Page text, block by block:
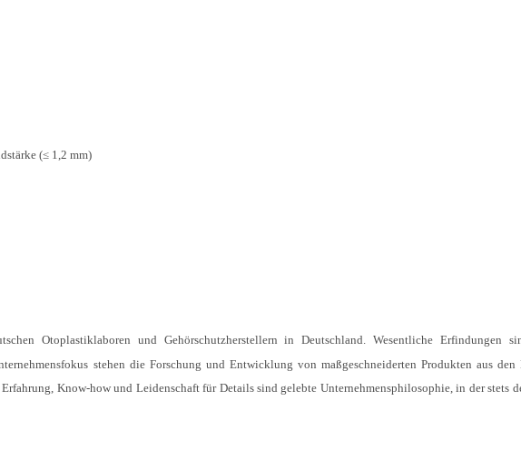
(≤ 1,2 mm)
Otoplastiklaboren und Gehörschutzherstellern in Deutschland. Wesentliche Erfindungen
stehen die Forschung und Entwicklung von maßgeschneiderten Produkten aus den
Know-how und Leidenschaft für Details sind gelebte Unternehmensphilosophie, in der stets